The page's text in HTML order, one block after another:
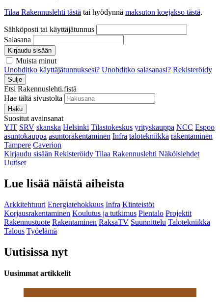
Tilaa Rakennuslehti tästä tai hyödynnä maksuton koejakso tästä.
Sähköposti tai käyttäjätunnus
Salasana
Kirjaudu sisään
Muista minut
Unohditko käyttäjätunnuksesi? Unohditko salasanasi? Rekisteröidy
Sulje
Etsi Rakennuslehti.fistä
Hae tältä sivustolta
Haku
Suositut avainsanat
YIT SRV skanska Helsinki Tilastokeskus yrityskauppa NCC Espoo
asuntokauppa asuntorakentaminen Infra talotekniikka rakentaminen
Tampere Caverion
Kirjaudu sisään Rekisteröidy Tilaa Rakennuslehti Näköislehdet
Uutiset
Lue lisää näistä aiheista
Arkkitehtuuri Energiatehokkuus Infra Kiinteistöt
Korjausrakentaminen Koulutus ja tutkimus Pientalo Projektit
Rakennustuote Rakentaminen RaksaTV Suunnittelu Talotekniikka
Talous Työelämä
Uutisissa nyt
Uusimmat artikkelit